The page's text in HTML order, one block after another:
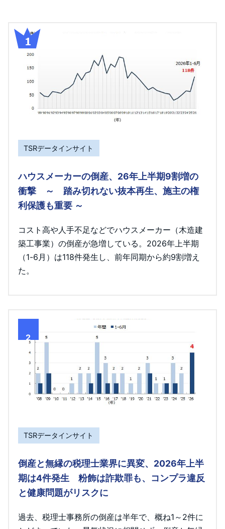
TSRデータインサイト
ハウスメーカーの倒産、26年上半期9割増の
衝撃 ～ 踏み切れない抜本再生、施主の権
利保護も重要 ～
コスト高や人手不足などでハウスメーカー（木造建
築工事業）の倒産が急増している。2026年上半期
（1-6月）は118件発生し、前年同期から約9割増え
た。
2
TSRデータインサイト
倒産と無縁の税理士業界に異変、2026年上半
期は4件発生 粉飾は詐欺罪も、コンプラ違反
と健康問題がリスクに
過去、税理士事務所の倒産は半年で、概ね1～2件に